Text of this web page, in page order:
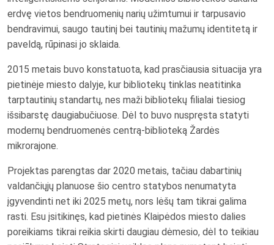
erdvę vietos bendruomenių narių užimtumui ir tarpusavio
bendravimui, saugo tautinį bei tautinių mažumų identitetą ir
paveldą, rūpinasi jo sklaida.
2015 metais buvo konstatuota, kad prasčiausia situacija yra
pietinėje miesto dalyje, kur bibliotekų tinklas neatitinka
tarptautinių standartų, nes maži bibliotekų filialai tiesiog
išsibarstę daugiabučiuose. Dėl to buvo nuspręsta statyti
modernų bendruomenės centrą-biblioteką Žardės
mikrorajone.
Projektas parengtas dar 2020 metais, tačiau dabartinių
valdančiųjų planuose šio centro statybos nenumatyta
įgyvendinti net iki 2025 metų, nors lėšų tam tikrai galima
rasti. Esu įsitikinęs, kad pietinės Klaipėdos miesto dalies
poreikiams tikrai reikia skirti daugiau dėmesio, dėl to teikiau